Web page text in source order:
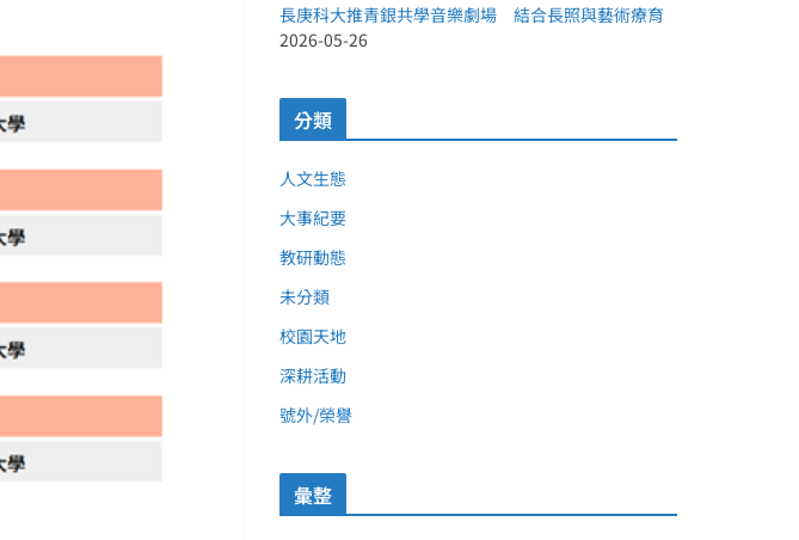
長庚科大推青銀共學音樂劇場 結合長照與藝術療育
2026-05-26
分類
人文生態
大事紀要
教研動態
未分類
校園天地
深耕活動
號外/榮譽
彙整